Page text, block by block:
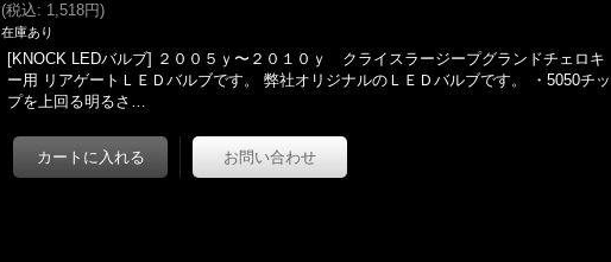
(税込: 1,518円)
在庫あり
[KNOCK LEDバルブ] ２００５ｙ〜２０１０ｙ クライスラージープグランドチェロキ
ー用 リアゲートＬＥＤバルブです。 弊社オリジナルのＬＥＤバルブです。 ・5050チッ
プを上回る明るさ…